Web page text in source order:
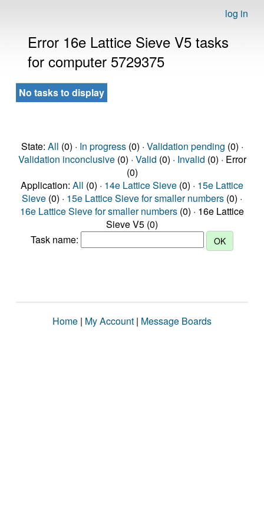
log in
Error 16e Lattice Sieve V5 tasks
for computer 5729375
No tasks to display
State: All (0) · In progress(0) · Validation pending (0) ·
Validation inconclusive(0) · Valid (0) · Invalid (0) · Error
(0)
Application: All (0) · 14e Lattice Sieve (0) · 15e Lattice
Sieve (0) · 15e Lattice Sieve for smaller numbers (0) ·
16e Lattice Sieve for smaller numbers (0) · 16e Lattice
Sieve V5 (0)
Task name:
Home | My Account | Message Boards